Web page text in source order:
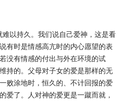
以持久。 我们说自己爱神，这是看
有时是情感高亢时的内心愿望的表
若没有情感的付出与外在环境的试
持的。父母对子女的爱是那样的无
败涂地时，恒久的、不计回报的爱
爱了。人对神的爱更是一蹴而就，